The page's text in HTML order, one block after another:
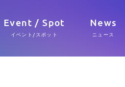
Event / Spot
イベント/スポット
News
ニュース